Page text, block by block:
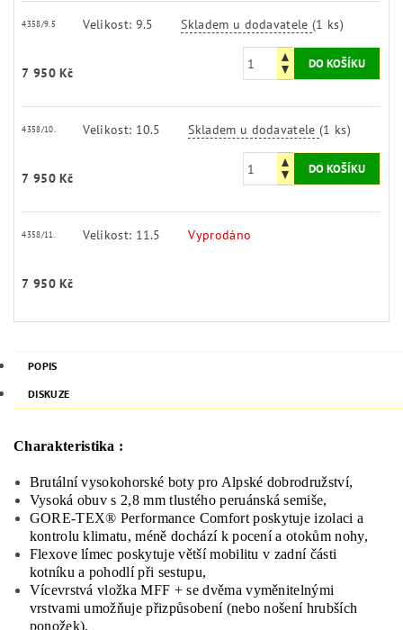
4358/9.5 Velikost: 9.5 Skladem u dodavatele(1 ks)
7 950 Kč
4358/10. Velikost: 10.5 Skladem u dodavatele(1 ks)
7 950 Kč
4358/11. Velikost: 11.5 Vyprodáno
7 950 Kč
POPIS
DISKUZE
Charakteristika :
Brutální vysokohorské boty pro Alpské dobrodružství,
Vysoká obuv s 2,8 mm tlustého peruánská semiše,
GORE-TEX® Performance Comfort poskytuje izolaci a
kontrolu klimatu, méně dochází k pocení a otokům nohy,
Flexove límec poskytuje větší mobilitu v zadní části
kotníku a pohodlí při sestupu,
Vícevrstvá vložka MFF + se dvěma vyměnitelnými
vrstvami umožňuje přizpůsobení (nebo nošení hrubších
ponožek),